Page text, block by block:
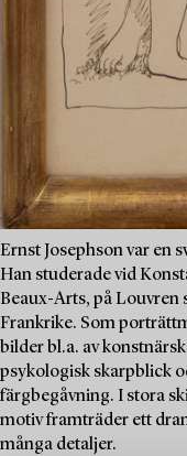
Ernst Josephson var en
Han studerade vid
Beaux-Arts, på Louvren
Frankrike. Som
bilder bl.a. av
psykologisk skarpblick
färgbegåvning. I stora
motiv framträder ett
många detaljer.